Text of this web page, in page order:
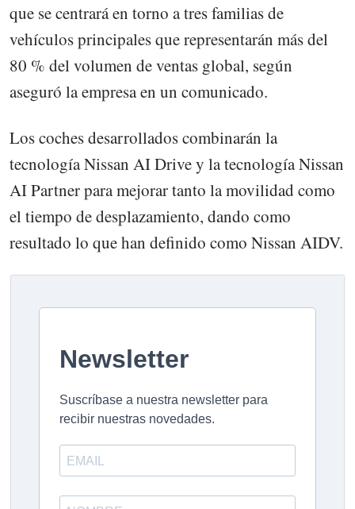
que se centrará en torno a tres familias de
vehículos principales que representarán más del
80 % del volumen de ventas global, según
aseguró la empresa en un comunicado.
Los coches desarrollados combinarán la
tecnología Nissan AI Drive y la tecnología Nissan
AI Partner para mejorar tanto la movilidad como
el tiempo de desplazamiento, dando como
resultado lo que han definido como Nissan AIDV.